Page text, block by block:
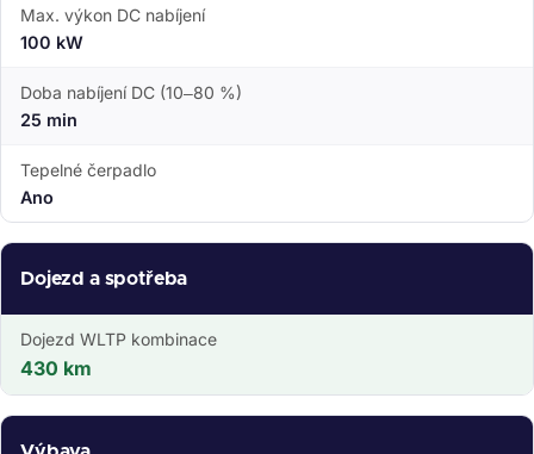
Max. výkon DC nabíjení
100 kW
Doba nabíjení DC (10–80 %)
25 min
Tepelné čerpadlo
Ano
Dojezd a spotřeba
Dojezd WLTP kombinace
430 km